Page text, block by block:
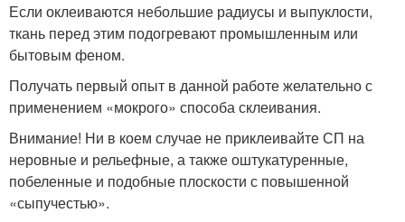
Если оклеиваются небольшие радиусы и выпуклости,
ткань перед этим подогревают промышленным или
бытовым феном.
Получать первый опыт в данной работе желательно с
применением «мокрого» способа склеивания.
Внимание! Ни в коем случае не приклеивайте СП на
неровные и рельефные, а также оштукатуренные,
побеленные и подобные плоскости с повышенной
«сыпучестью».